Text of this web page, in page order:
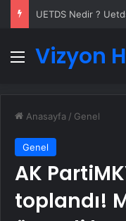
Menü
Vizyon
Anasayfa / Genel
Genel
AK
toplandı!